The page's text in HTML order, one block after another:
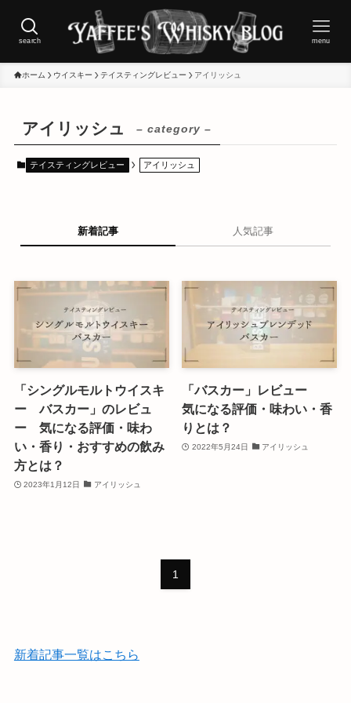
search menu
ホーム ウイスキー テイスティングレビュー アイリッシュ
アイリッシュ – category –
テイスティングレビュー アイリッシュ
新着記事 人気記事
「シングルモルトウイスキ
ー バスカー」のレビュ
ー 気になる評価・味わ
い・香り・おすすめの飲み
方とは？
2023年1月12日 アイリッシュ
「バスカー」レビュー
気になる評価・味わい・香
りとは？
2022年5月24日 アイリッシュ
1
新着記事一覧はこちら